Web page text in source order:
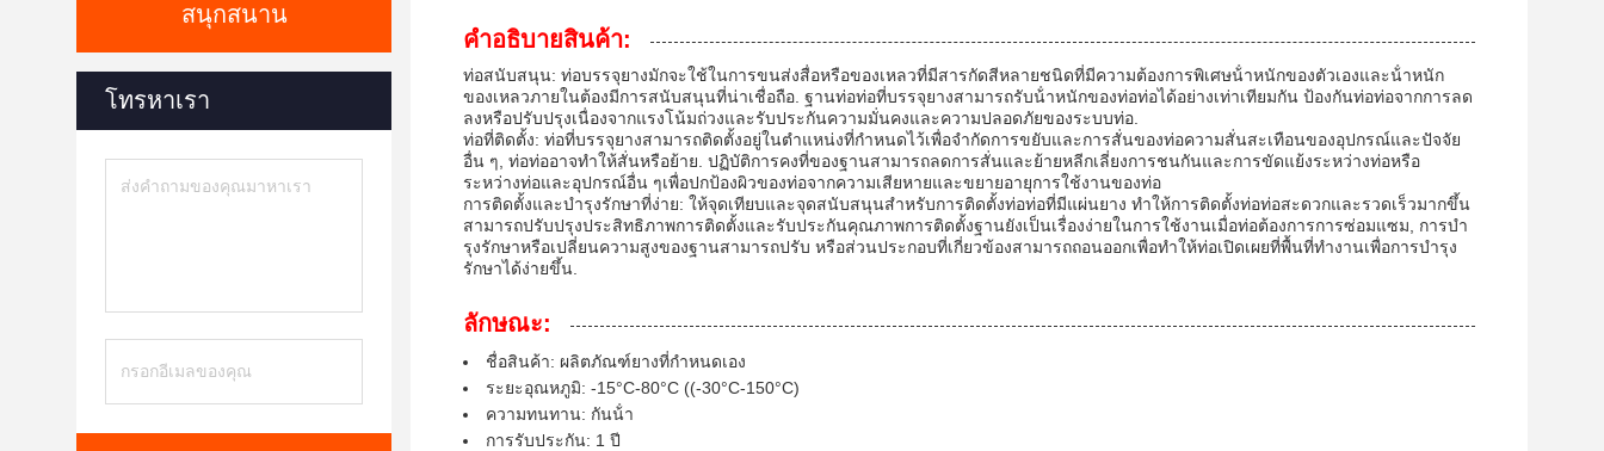
สนุกสนาน
โทรหาเรา
คําอธิบายสินค้า:
ท่อสนับสนุน: ท่อบรรจุยางมักจะใช้ในการขนส่งสื่อหรือของเหลวที่มีสารกัดสีหลายชนิดที่มีความต้องการพิเศษน้ําหนักของตัวเองและน้ําหนัก
ของเหลวภายในต้องมีการสนับสนุนที่น่าเชื่อถือ. ฐานท่อท่อที่บรรจุยางสามารถรับน้ําหนักของท่อท่อได้อย่างเท่าเทียมกัน ป้องกันท่อท่อจากการลด
ลงหรือปรับปรุงเนื่องจากแรงโน้มถ่วงและรับประกันความมั่นคงและความปลอดภัยของระบบท่อ.
ท่อที่ติดตั้ง: ท่อที่บรรจุยางสามารถติดตั้งอยู่ในตําแหน่งที่กําหนดไว้เพื่อจํากัดการขยับและการสั่นของท่อความสั่นสะเทือนของอุปกรณ์และปัจจัย
อื่น ๆ, ท่อท่ออาจทําให้สั่นหรือย้าย. ปฏิบัติการคงที่ของฐานสามารถลดการสั่นและย้ายหลีกเลี่ยงการชนกันและการขัดแย้งระหว่างท่อหรือ
ระหว่างท่อและอุปกรณ์อื่น ๆเพื่อปกป้องผิวของท่อจากความเสียหายและขยายอายุการใช้งานของท่อ
การติดตั้งและบํารุงรักษาที่ง่าย: ให้จุดเทียบและจุดสนับสนุนสําหรับการติดตั้งท่อท่อที่มีแผ่นยาง ทําให้การติดตั้งท่อท่อสะดวกและรวดเร็วมากขึ้น
สามารถปรับปรุงประสิทธิภาพการติดตั้งและรับประกันคุณภาพการติดตั้งฐานยังเป็นเรื่องง่ายในการใช้งานเมื่อท่อต้องการการซ่อมแซม, การบํา
รุงรักษาหรือเปลี่ยนความสูงของฐานสามารถปรับ หรือส่วนประกอบที่เกี่ยวข้องสามารถถอนออกเพื่อทําให้ท่อเปิดเผยที่พื้นที่ทํางานเพื่อการบํารุง
รักษาได้ง่ายขึ้น.
ลักษณะ:
ชื่อสินค้า: ผลิตภัณฑ์ยางที่กําหนดเอง
ระยะอุณหภูมิ: -15°C-80°C ((-30°C-150°C)
ความทนทาน: กันน้ํา
การรับประกัน: 1 ปี